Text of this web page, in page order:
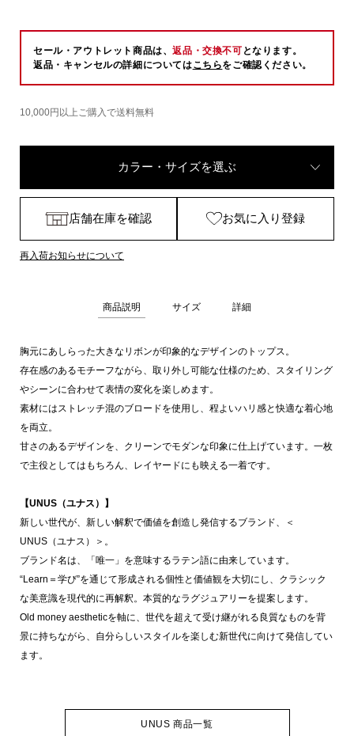
セール・アウトレット商品は、返品・交換不可 となります。
返品・キャンセルの詳細についてはこちらをご確認ください。
10,000円以上ご購入で送料無料
カラー・サイズを選ぶ
店舗在庫を確認 お気に入り登録
再入荷お知らせについて
商品説明 サイズ 詳細
胸元にあしらった大きなリボンが印象的なデザインのトップス。
存在感のあるモチーフながら、取り外し可能な仕様のため、スタイリング
やシーンに合わせて表情の変化を楽しめます。
素材にはストレッチ混のブロードを使用し、程よいハリ感と快適な着心地
を両立。
甘さのあるデザインを、クリーンでモダンな印象に仕上げています。一枚
で主役としてはもちろん、レイヤードにも映える一着です。
【UNUS（ユナス）】
新しい世代が、新しい解釈で価値を創造し発信するブランド、＜
UNUS（ユナス）＞。
ブランド名は、「唯一」を意味するラテン語に由来しています。
“Learn＝学び”を通じて形成される個性と価値観を大切にし、クラシック
な美意識を現代的に再解釈。本質的なラグジュアリーを提案します。
Old money aestheticを軸に、世代を超えて受け継がれる良質なものを背
景に持ちながら、自分らしいスタイルを楽しむ新世代に向けて発信してい
ます。
UNUS 商品一覧